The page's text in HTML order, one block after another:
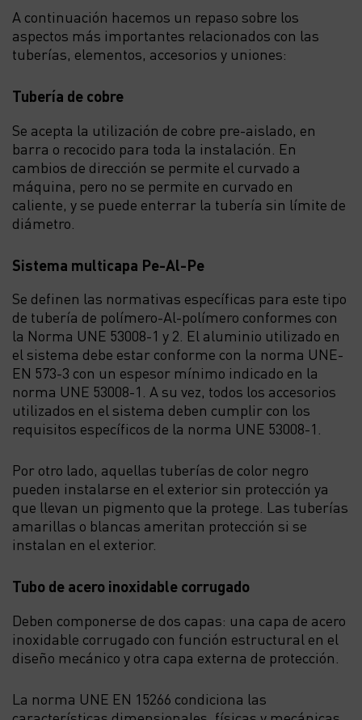
A continuación hacemos un repaso sobre los
aspectos más importantes relacionados con las
tuberías, elementos, accesorios y uniones:
Tubería de cobre
Se acepta la utilización de cobre pre-aislado, en
barra o recocido para toda la instalación. En
cambios de dirección se permite el curvado a
máquina, pero no se permite en curvado en
caliente, y se puede enterrar la tubería sin límite de
diámetro.
Sistema multicapa Pe-Al-Pe
Se definen las normativas específicas para este tipo
de tubería de polímero-Al-polímero conformes con
la Norma UNE 53008-1 y 2. El aluminio utilizado en
el sistema debe estar conforme con la norma UNE-
EN 573-3 con un espesor mínimo indicado en la
norma UNE 53008-1. A su vez, todos los accesorios
utilizados en el sistema deben cumplir con los
requisitos específicos de la norma UNE 53008-1.
Por otro lado, aquellas tuberías de color negro
pueden instalarse en el exterior sin protección ya
que llevan un pigmento que la protege. Las tuberías
amarillas o blancas ameritan protección si se
instalan en el exterior.
Tubo de acero inoxidable corrugado
Deben componerse de dos capas: una capa de acero
inoxidable corrugado con función estructural en el
diseño mecánico y otra capa externa de protección.
La norma UNE EN 15266 condiciona las